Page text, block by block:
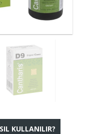
KULLANILIR?